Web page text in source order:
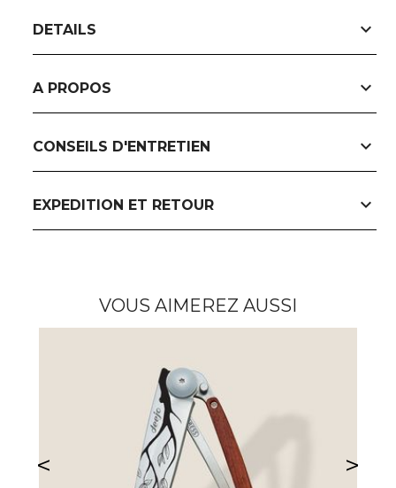
DETAILS expand_more
A PROPOS expand_more
CONSEILS D'ENTRETIEN expand_more
EXPEDITION ET RETOUR expand_more
VOUS AIMEREZ AUSSI
< >